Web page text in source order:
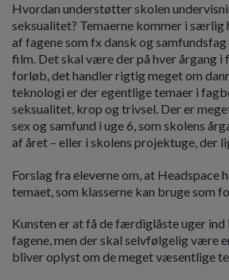
Hvordan understøtter skolen
seksualitet? Temaerne kommer i særlig
af fagene som fx dansk og
film. Det skal være der på hver årgang
forløb, det handler rigtig meget om
teknologi er der egentlige temaer i
seksualitet, krop og trivsel. Der er
sex og samfund i uge 6, som skolens
af året – eller i skolens projektuge, der
Forslag fra eleverne om, at Headspace
temaet, som klasserne kan bruge som
Kunsten er at få de færdiglåste uger ind
fagene, men der skal selvfølgelig være
bliver oplyst om de meget væsentlige